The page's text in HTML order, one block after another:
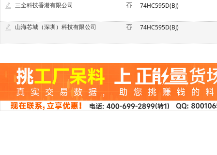
三全科技香港有限公司 74HC595D(BJ)
山海芯城（深圳）科技有限公司 74HC595D(BJ)